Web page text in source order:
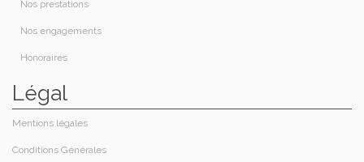
Nos prestations​
Nos engagements
Honoraires​
Légal
Mentions légales
Conditions Générales